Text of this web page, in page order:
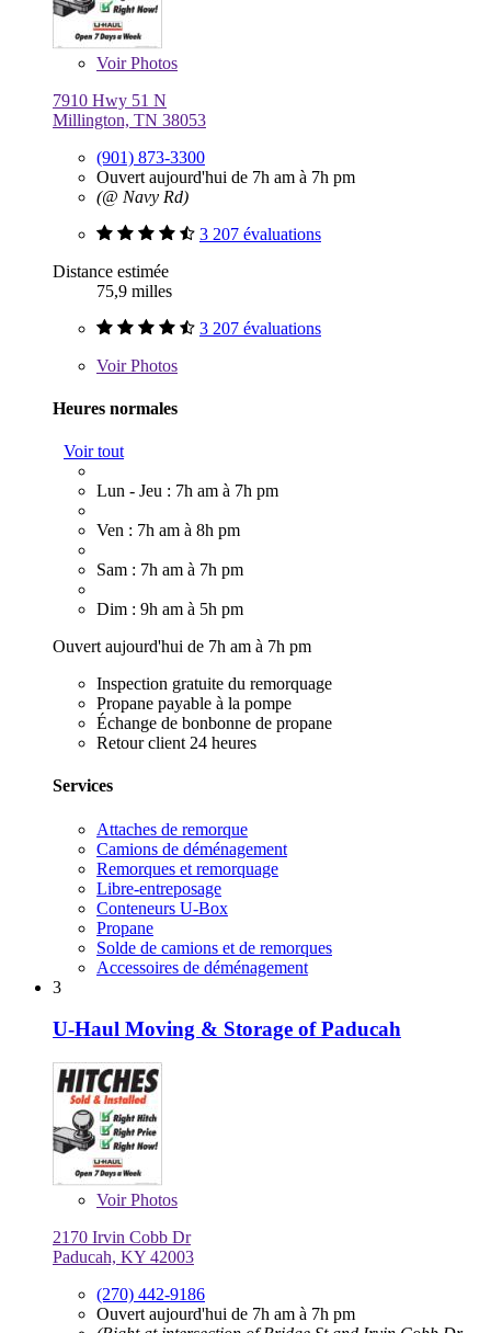
VoirPhotos
7910 Hwy 51 N
Millington, TN 38053
(901) 873-3300
Ouvert aujourd'hui de 7h am à 7h pm
(@ Navy Rd)
3 207 évaluations
Distance estimée
75,9 milles
3 207 évaluations
VoirPhotos
Heures normales
Voir tout
Lun - Jeu : 7h am à 7h pm
Ven : 7h am à 8h pm
Sam : 7h am à 7h pm
Dim : 9h am à 5h pm
Ouvert aujourd'hui de 7h am à 7h pm
Inspection gratuite du remorquage
Propane payable à la pompe
Échange de bonbonne de propane
Retour client 24 heures
Services
Attaches de remorque
Camions de déménagement
Remorques et remorquage
Libre-entreposage
Conteneurs U-Box
Propane
Solde de camions et de remorques
Accessoires de déménagement
3
U-Haul Moving & Storage of Paducah
VoirPhotos
2170 Irvin Cobb Dr
Paducah, KY 42003
(270) 442-9186
Ouvert aujourd'hui de 7h am à 7h pm